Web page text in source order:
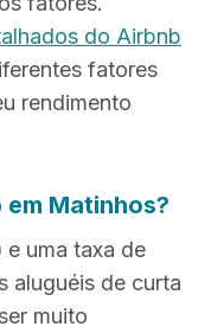
do Airbnb
fatores
rendimento
Matinhos?
e uma taxa de
aluguéis de curta
muito